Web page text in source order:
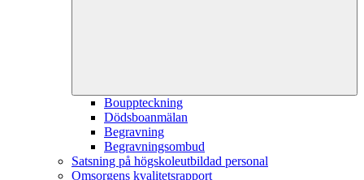
Bouppteckning
Dödsboanmälan
Begravning
Begravningsombud
Satsning på högskoleutbildad personal
Omsorgens kvalitetsrapport